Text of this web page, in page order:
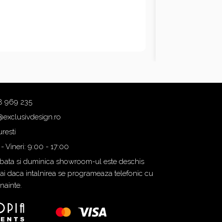
969 235
Vineri: 9:00 - 17:00
si duminica showroom-ul este deschis
daca intalnirea se programeaza telefonic cu